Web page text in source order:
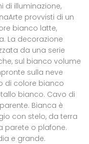
di illuminazione,
provvisti di un
bianco latte,
La decorazione
da una serie
sul bianco volume
sulla neve
di colore bianco
bianco. Cavo di
Bianca è
con stelo, da terra
parete o plafone.
e grande.